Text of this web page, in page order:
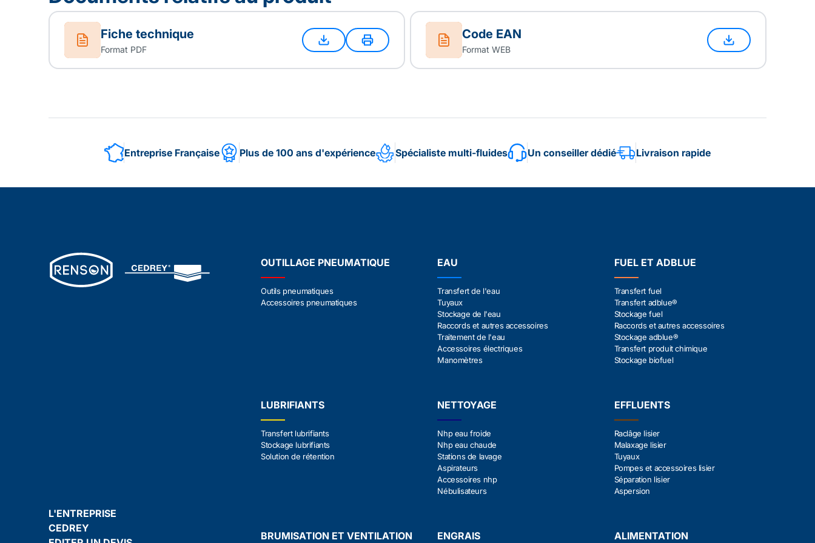
Fiche technique
Format PDF
Code EAN
Format WEB
Entreprise Française Plus de 100 ans d'expérience Spécialiste multi-fluides Un conseiller dédié Livraison rapide
L'ENTREPRISE
CEDREY
OUTILLAGE PNEUMATIQUE
Outils pneumatiques
Accessoires pneumatiques
EAU
Transfert de l'eau
Tuyaux
Stockage de l'eau
Raccords et autres accessoires
Traitement de l'eau
Accessoires électriques
Manomètres
FUEL ET ADBLUE
Transfert fuel
Transfert adblue®
Stockage fuel
Raccords et autres accessoires
Stockage adblue®
Transfert produit chimique
Stockage biofuel
LUBRIFIANTS
Transfert lubrifiants
Stockage lubrifiants
Solution de rétention
NETTOYAGE
Nhp eau froide
Nhp eau chaude
Stations de lavage
Aspirateurs
Accessoires nhp
Nébulisateurs
EFFLUENTS
Raclâge lisier
Malaxage lisier
Tuyaux
Pompes et accessoires lisier
Séparation lisier
Aspersion
BRUMISATION ET VENTILATION ENGRAIS ALIMENTATION